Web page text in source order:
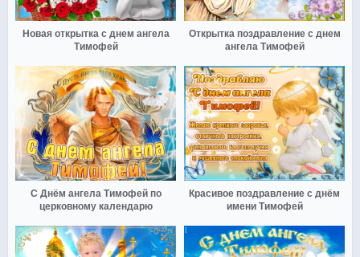
Новая открытка с днем ангела
Тимофей
Открытка поздравление с днем
ангела Тимофей
С Днём ангела Тимофей по
церковному календарю
Красивое поздравление с днём
имени Тимофей